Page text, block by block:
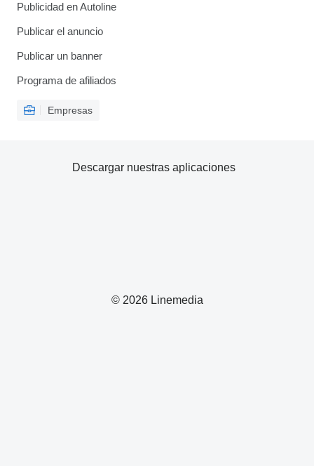
Publicidad en Autoline
Publicar el anuncio
Publicar un banner
Programa de afiliados
Empresas
© 2026 Linemedia
Descargar nuestras aplicaciones